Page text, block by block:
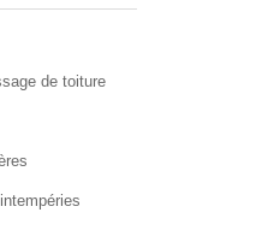
de toiture